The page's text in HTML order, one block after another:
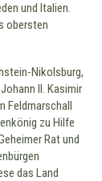
und Italien.
obersten
Nikolsburg,
II. Kasimir
Feldmarschall
zu Hilfe
Rat und
das Land